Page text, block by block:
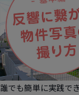
誰でも簡単に実践で